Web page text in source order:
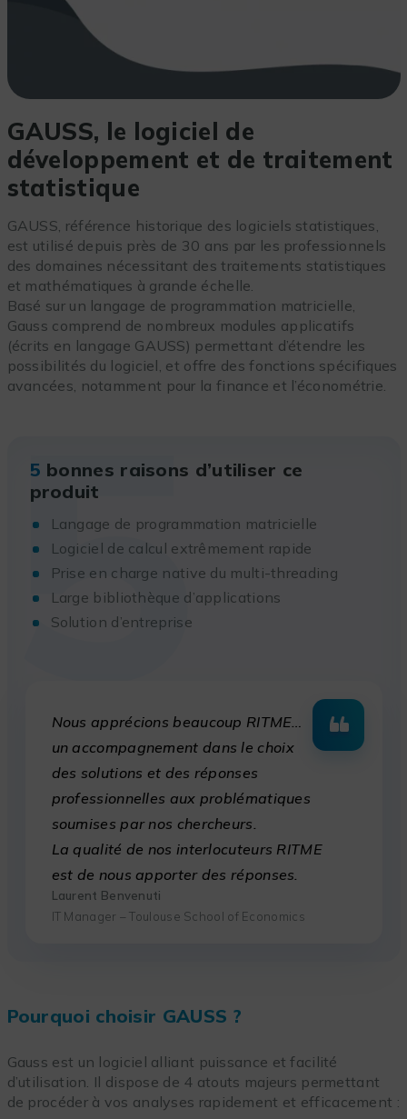
GAUSS, le logiciel de
développement et de traitement
statistique
GAUSS, référence historique des logiciels statistiques,
est utilisé depuis près de 30 ans par les professionnels
des domaines nécessitant des traitements statistiques
et mathématiques à grande échelle.
Basé sur un langage de programmation matricielle,
Gauss comprend de nombreux modules applicatifs
(écrits en langage GAUSS) permettant d’étendre les
possibilités du logiciel, et offre des fonctions spécifiques
avancées, notamment pour la finance et l’économétrie.
5 bonnes raisons d’utiliser ce
produit
Langage de programmation matricielle
Logiciel de calcul extrêmement rapide
Prise en charge native du multi-threading
Large bibliothèque d’applications
Solution d’entreprise
5
Nous apprécions beaucoup RITME…
un accompagnement dans le choix
des solutions et des réponses
professionnelles aux problématiques
soumises par nos chercheurs.
La qualité de nos interlocuteurs RITME
est de nous apporter des réponses.
Laurent Benvenuti
IT Manager – Toulouse School of Economics
Pourquoi choisir GAUSS ?
Gauss est un logiciel alliant puissance et facilité
d’utilisation. Il dispose de 4 atouts majeurs permettant
de procéder à vos analyses rapidement et efficacement :